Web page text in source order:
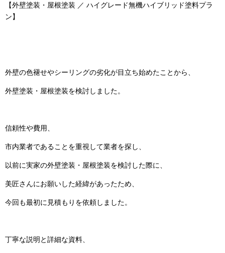
【外壁塗装・屋根塗装 ／ ハイグレード無機ハイブリッド塗料プラ
ン】
外壁の色褪せやシーリングの劣化が目立ち始めたことから、
外壁塗装・屋根塗装を検討しました。
信頼性や費用、
市内業者であることを重視して業者を探し、
以前に実家の外壁塗装・屋根塗装を検討した際に、
美匠さんにお願いした経緯があったため、
今回も最初に見積もりを依頼しました。
丁寧な説明と詳細な資料、